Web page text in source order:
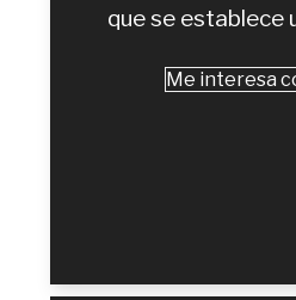
que se establece
Me interesa